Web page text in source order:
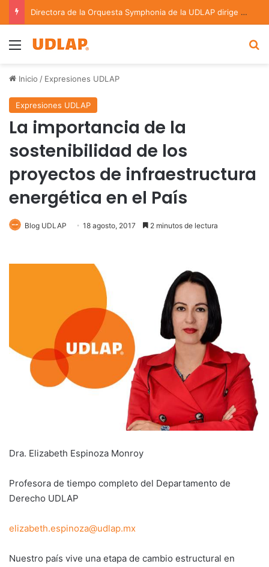
Directora de la Orquesta Symphonia de la UDLAP dirige agrupaciones de talla nacional e internacional
Menu
Inicio / Expresiones UDLAP
Expresiones UDLAP
La importancia de la
sostenibilidad de los
proyectos de infraestructura
energética en el País
Blog UDLAP 18 agosto, 2017 2 minutos de lectura
Dra. Elizabeth Espinoza Monroy
Profesora de tiempo completo del Departamento de
Derecho UDLAP
elizabeth.espinoza@udlap.mx
Nuestro país vive una etapa de cambio estructural en